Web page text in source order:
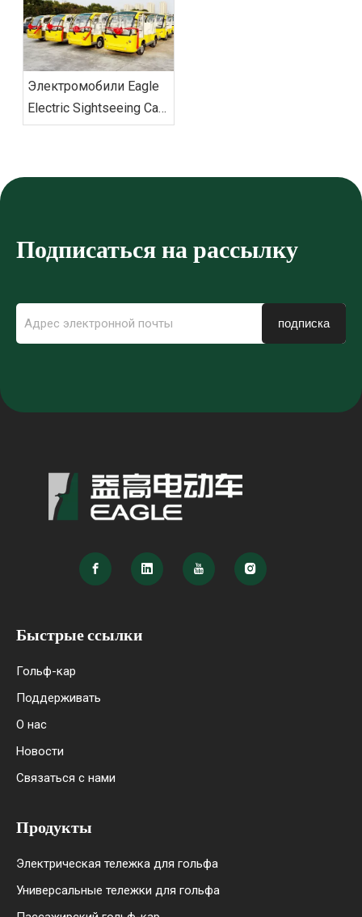
саммите БРИКС
Электромобили Eagle
Electric Sightseeing Cars
доставили заказ во
Подписаться на рассылку
подписка
Быстрые ссылки
Гольф-кар
Поддерживать
О нас
Новости
Связаться с нами
Продукты
Электрическая тележка для гольфа
Универсальные тележки для гольфа